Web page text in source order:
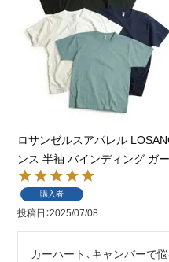
ロサンゼルスアパレル
ンス 半袖 バインディング ガ
購入者
投稿日 2025/07/08
カーハート、キャンバーで